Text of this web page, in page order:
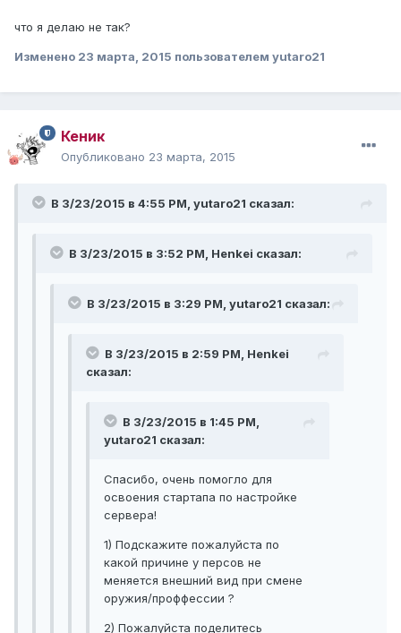
что я делаю не так?
Изменено 23 марта, 2015 пользователем yutaro21
Кеник
Опубликовано 23 марта, 2015
В 3/23/2015 в 4:55 PM, yutaro21 сказал:
В 3/23/2015 в 3:52 PM, Henkei сказал:
В 3/23/2015 в 3:29 PM, yutaro21 сказал:
В 3/23/2015 в 2:59 PM, Henkei
сказал:
В 3/23/2015 в 1:45 PM,
yutaro21 сказал:
Спасибо, очень помогло для
освоения стартапа по настройке
сервера!
1) Подскажите пожалуйста по
какой причине у персов не
меняется внешний вид при смене
оружия/проффессии ?
2) Пожалуйста поделитесь